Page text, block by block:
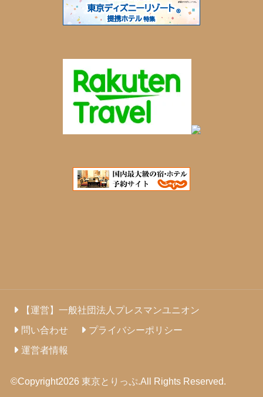
【運営】一般社団法人プレスマンユニオン
問い合わせ
プライバシーポリシー
運営者情報
©Copyright2026 東京とりっぷ.All Rights Reserved.